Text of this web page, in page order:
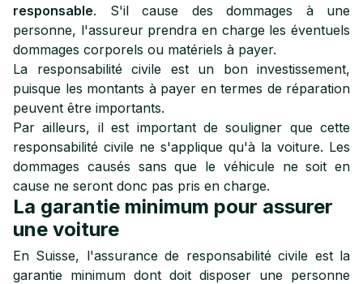
responsable. S'il cause des dommages à une
personne, l'assureur prendra en charge les éventuels
dommages corporels ou matériels à payer.
La responsabilité civile est un bon investissement,
puisque les montants à payer en termes de réparation
peuvent être importants.
Par ailleurs, il est important de souligner que cette
responsabilité civile ne s'applique qu'à la voiture. Les
dommages causés sans que le véhicule ne soit en
cause ne seront donc pas pris en charge.
La garantie minimum pour assurer
une voiture
En Suisse, l'assurance de responsabilité civile est la
garantie minimum dont doit disposer une personne